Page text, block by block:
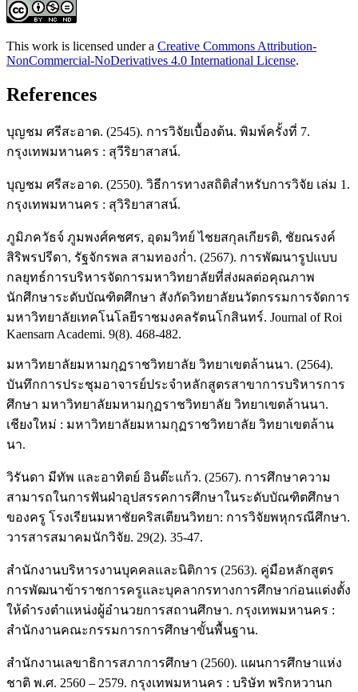
This work is licensed under a Creative Commons Attribution-
NonCommercial-NoDerivatives 4.0 International License.
References
บุญชม ศรีสะอาด. (2545). การวิจัยเบื้องต้น. พิมพ์ครั้งที่ 7.
กรุงเทพมหานคร : สุวีริยาสาสน์.
บุญชม ศรีสะอาด. (2550). วิธีการทางสถิติสำหรับการวิจัย เล่ม 1.
กรุงเทพมหานคร : สุวิริยาสาสน์.
ภูมิภควัธจ์ ภูมพงศ์คชศร, อุดมวิทย์ ไชยสกุลเกียรติ, ชัยณรงค์
สิริพรปรีดา, รัฐจักรพล สามทองก่ำ. (2567). การพัฒนารูปแบบ
กลยุทธ์การบริหารจัดการมหาวิทยาลัยที่ส่งผลต่อคุณภาพ
นักศึกษาระดับบัณฑิตศึกษา สังกัดวิทยาลัยนวัตกรรมการจัดการ
มหาวิทยาลัยเทคโนโลยีราชมงคลรัตนโกสินทร์. Journal of Roi
Kaensarn Academi. 9(8). 468-482.
มหาวิทยาลัยมหามกุฏราชวิทยาลัย วิทยาเขตล้านนา. (2564).
บันทึกการประชุมอาจารย์ประจำหลักสูตรสาขาการบริหารการ
ศึกษา มหาวิทยาลัยมหามกุฏราชวิทยาลัย วิทยาเขตล้านนา.
เชียงใหม่ : มหาวิทยาลัยมหามกุฏราชวิทยาลัย วิทยาเขตล้าน
นา.
วิรันดา มีทัพ และอาทิตย์ อินต๊ะแก้ว. (2567). การศึกษาความ
สามารถในการฟันฝ่าอุปสรรคการศึกษาในระดับบัณฑิตศึกษา
ของครู โรงเรียนมหาชัยคริสเตียนวิทยา: การวิจัยพหุกรณีศึกษา.
วารสารสมาคมนักวิจัย. 29(2). 35-47.
สำนักงานบริหารงานบุคคลและนิติการ (2563). คู่มือหลักสูตร
การพัฒนาข้าราชการครูและบุคลากรทางการศึกษาก่อนแต่งตั้ง
ให้ดำรงตำแหน่งผู้อำนวยการสถานศึกษา. กรุงเทพมหานคร :
สำนักงานคณะกรรมการการศึกษาขั้นพื้นฐาน.
สำนักงานเลขาธิการสภาการศึกษา (2560). แผนการศึกษาแห่ง
ชาติ พ.ศ. 2560 – 2579. กรุงเทพมหานคร : บริษัท พริกหวานก